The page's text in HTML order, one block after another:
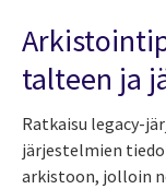
talteen ja
Ratkaisu legacy-
järjestelmien
arkistoon, jolloin